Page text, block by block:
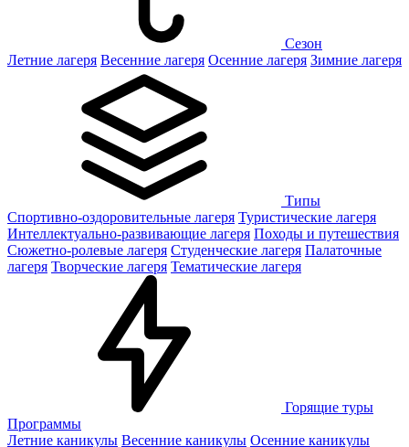
Сезон
Летние лагеря Весенние лагеря Осенние лагеря Зимние лагеря
Типы
Спортивно-оздоровительные лагеря Туристические лагеря
Интеллектуально-развивающие лагеря Походы и путешествия
Сюжетно-ролевые лагеря Студенческие лагеря Палаточные
лагеря Творческие лагеря Тематические лагеря
Горящие туры
Программы
Летние каникулы Весенние каникулы Осенние каникулы